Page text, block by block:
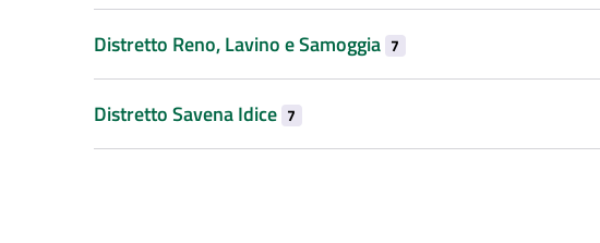
Distretto Reno, Lavino e Samoggia 7
Distretto Savena Idice 7